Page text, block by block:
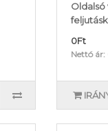
0Ft
Nettó ár: